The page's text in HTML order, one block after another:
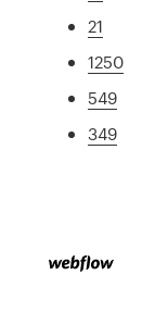
21
1250
549
349